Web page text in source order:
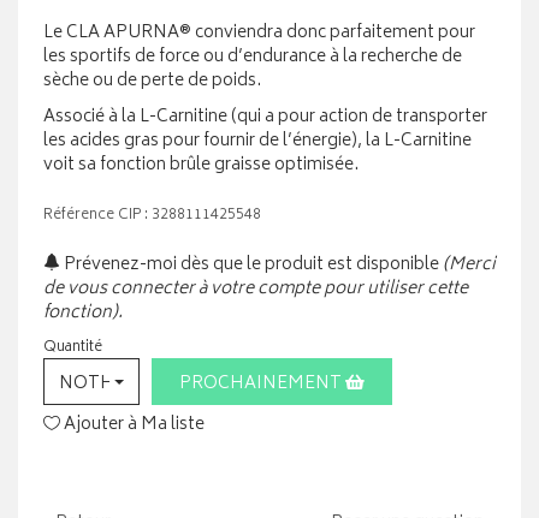
Le CLA APURNA® conviendra donc parfaitement pour
les sportifs de force ou d’endurance à la recherche de
sèche ou de perte de poids.
Associé à la L-Carnitine (qui a pour action de transporter
les acides gras pour fournir de l’énergie), la L-Carnitine
voit sa fonction brûle graisse optimisée.
Référence CIP : 3288111425548
Prévenez-moi dès que le produit est disponible(Merci
de vous connecter à votre compte pour utiliser cette
fonction).
Quantité
NOTHING SELECTEDPROCHAINEMENT
Ajouter à Ma liste